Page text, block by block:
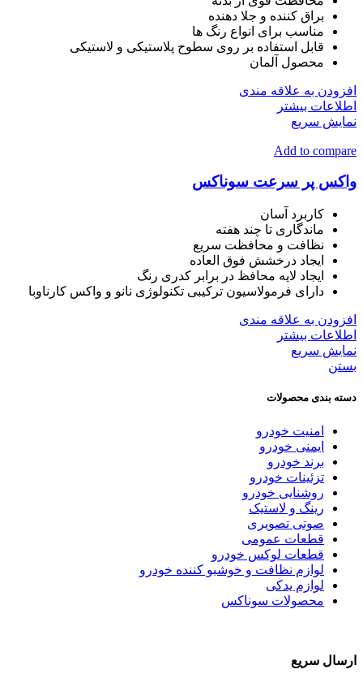
براق کننده و جلا دهنده
مناسب برای انواع رنگ ها
قابل استفاده بر روی سطوح پلاستیکی و لاستیکی
محصول آلمان
افزودن به علاقه مندی
اطلاعات بیشتر
نمایش سریع
Add to compare
واکس پر سرعت سوناکس
کاربرد آسان
ماندگاری تا چند هفته
نظافت و محافظت سریع
ایجاد درخشش فوق العاده
ایجاد لایه محافظ در برابر کدری رنگ
دارای فرمولاسیون ترکیبی تکنولوژی نانو و واکس کارناوبا
افزودن به علاقه مندی
اطلاعات بیشتر
نمایش سریع
بستن
دسته بندی محصولات
امنیت خودرو
ایمنی خودرو
برند خودرو
تزئینات خودرو
روشنایی خودرو
رینگ و لاستیک
صوتی تصویری
قطعات عمومی
قطعات لوکس خودرو
لوازم نظافت و خوشبو کننده خودرو
لوازم یدکی
محصولات سوناکس
ارسال سریع